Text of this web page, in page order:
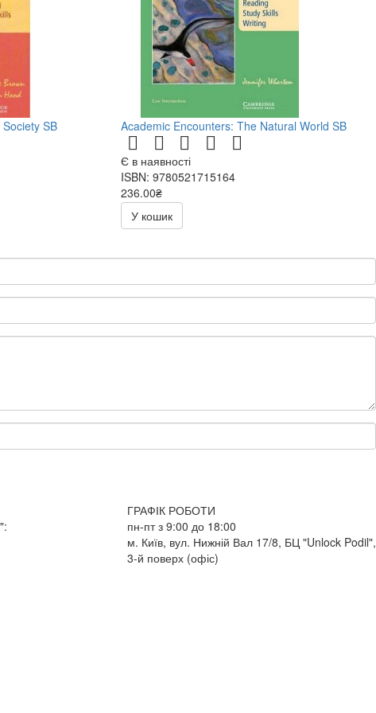
SB Academic Encounters: The Natural World SB
Є в наявності
ISBN: 9780521715164
236.00₴
472.00₴
У кошик
ГРАФІК РОБОТИ
пн-пт з 9:00 до 18:00
м. Київ, вул. Нижній Вал 17/8, БЦ "Unlock Podil",
3-й поверх (офіс)